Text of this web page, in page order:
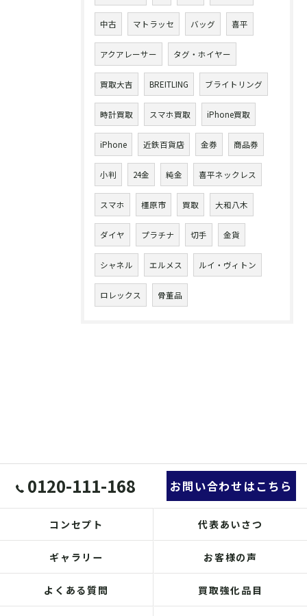
中古 マトラッセ バッグ 喜平
アクアレーサー タグ・ホイヤー
買取大吉 BREITLING ブライトリング
時計買取 スマホ買取 iPhone買取
iPhone 近鉄百貨店 金券 商品券
小判 24金 純金 喜平ネックレス
スマホ 橿原市 買取 大和八木
ダイヤ プラチナ 切手 金貨
シャネル エルメス ルイ・ヴィトン
ロレックス 骨董品
0120-111-168 お問い合わせはこちら
コンセプト 代表あいさつ
ギャラリー お客様の声
よくある質問 買取強化品目